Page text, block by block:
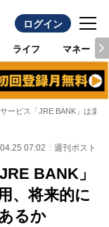
ログイン
ライフ マネー
ービス「JRE BANK」は楽
07:02 週刊ポスト
BANK」
、将来的に
るか